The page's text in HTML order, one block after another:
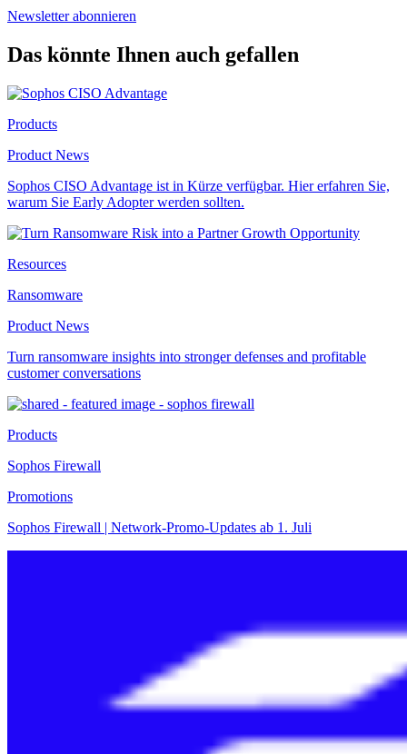
Newsletter abonnieren
Das könnte Ihnen auch gefallen
Products
Product News
Sophos CISO Advantage ist in Kürze verfügbar. Hier erfahren Sie,
warum Sie Early Adopter werden sollten.
Resources
Ransomware
Product News
Turn ransomware insights into stronger defenses and profitable
customer conversations
Products
Sophos Firewall
Promotions
Sophos Firewall | Network-Promo-Updates ab 1. Juli